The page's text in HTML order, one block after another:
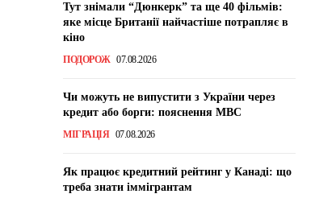
Тут знімали “Дюнкерк” та ще 40 фільмів:
яке місце Британії найчастіше потрапляє в
кіно
ПОДОРОЖ 07.08.2026
Чи можуть не випустити з України через
кредит або борги: пояснення МВС
МІГРАЦІЯ 07.08.2026
Як працює кредитний рейтинг у Канаді: що
треба знати іммігрантам